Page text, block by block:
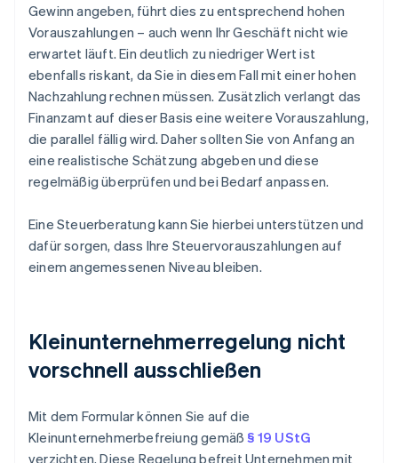
Gewinn angeben, führt dies zu entsprechend hohen
Vorauszahlungen – auch wenn Ihr Geschäft nicht wie
erwartet läuft. Ein deutlich zu niedriger Wert ist
ebenfalls riskant, da Sie in diesem Fall mit einer hohen
Nachzahlung rechnen müssen. Zusätzlich verlangt das
Finanzamt auf dieser Basis eine weitere Vorauszahlung,
die parallel fällig wird. Daher sollten Sie von Anfang an
eine realistische Schätzung abgeben und diese
regelmäßig überprüfen und bei Bedarf anpassen.
Eine Steuerberatung kann Sie hierbei unterstützen und
dafür sorgen, dass Ihre Steuervorauszahlungen auf
einem angemessenen Niveau bleiben.
Kleinunternehmerregelung nicht
vorschnell ausschließen
Mit dem Formular können Sie auf die
Kleinunternehmerbefreiung gemäß§ 19 UStG
verzichten. Diese Regelung befreit Unternehmen mit